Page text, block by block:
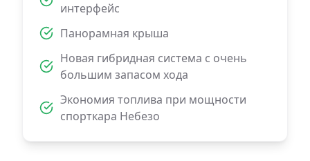
интерфейс
Панорамная крыша
Новая гибридная система с очень
большим запасом хода
Экономия топлива при мощности
спорткара Небезо